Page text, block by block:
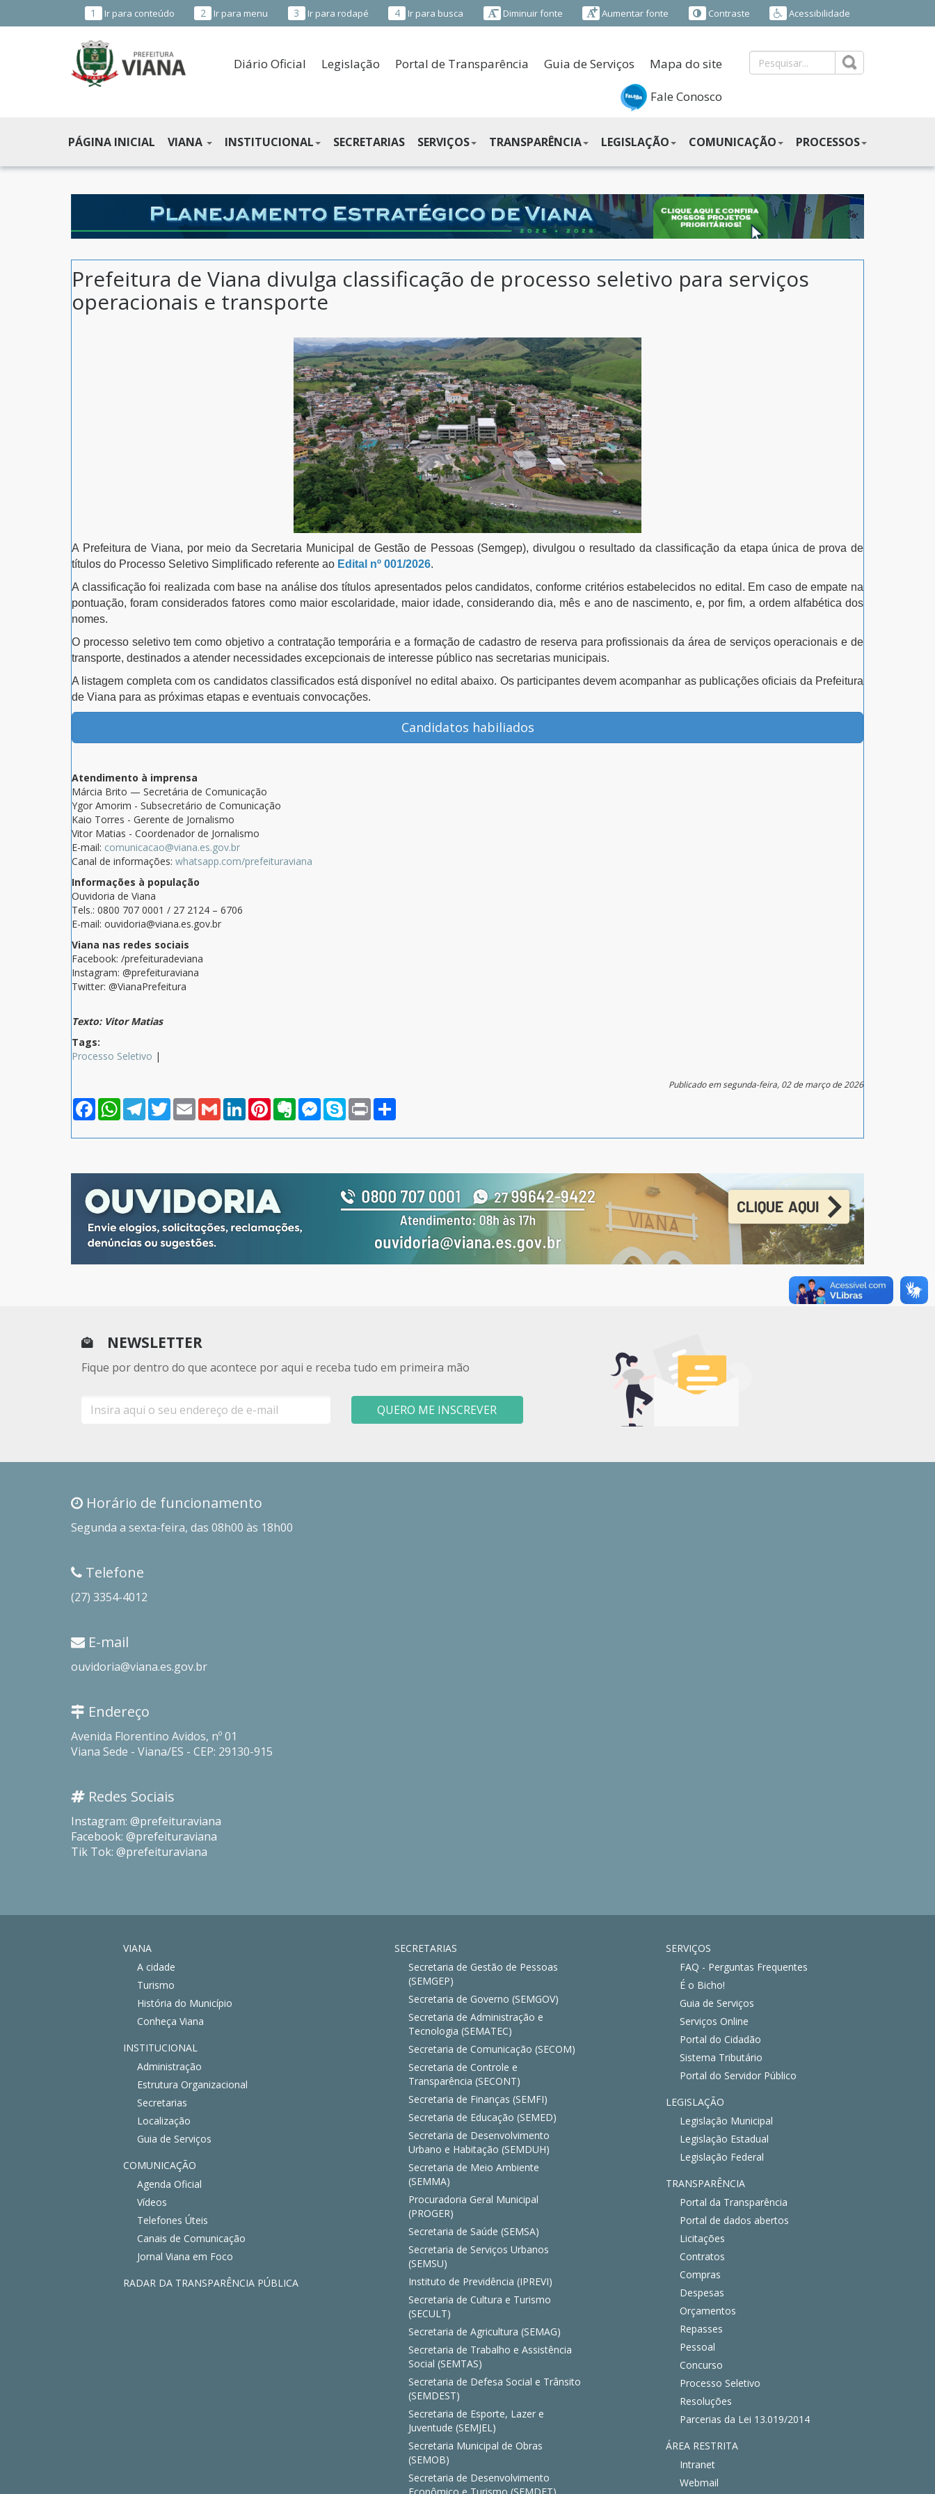
1 Ir para conteúdo 2 Ir para menu 3 Ir para rodapé 4 Ir para busca Diminuir fonte Aumentar fonte Contraste Acessibilidade
MUNICIPAL
DE
VIANA
ES
Diário Oficial Legislação Portal de Transparência Guia de Serviços Mapa do site
Fale Conosco
PÁGINA INICIAL VIANA INSTITUCIONAL SECRETARIAS SERVIÇOS TRANSPARÊNCIA LEGISLAÇÃO COMUNICAÇÃO PROCESSOS
Prefeitura de Viana divulga classificação de processo seletivo para serviços
operacionais e transporte
A Prefeitura de Viana, por meio da Secretaria Municipal de Gestão de Pessoas (Semgep), divulgou o resultado da classificação da etapa única de prova de
títulos do Processo Seletivo Simplificado referente ao Edital nº 001/2026.
A classificação foi realizada com base na análise dos títulos apresentados pelos candidatos, conforme critérios estabelecidos no edital. Em caso de empate na
pontuação, foram considerados fatores como maior escolaridade, maior idade, considerando dia, mês e ano de nascimento, e, por fim, a ordem alfabética dos
nomes.
O processo seletivo tem como objetivo a contratação temporária e a formação de cadastro de reserva para profissionais da área de serviços operacionais e de
transporte, destinados a atender necessidades excepcionais de interesse público nas secretarias municipais.
A listagem completa com os candidatos classificados está disponível no edital abaixo. Os participantes devem acompanhar as publicações oficiais da Prefeitura
de Viana para as próximas etapas e eventuais convocações.
Candidatos habiliados
Atendimento à imprensa
Márcia Brito — Secretária de Comunicação
Ygor Amorim - Subsecretário de Comunicação
Kaio Torres - Gerente de Jornalismo
Vitor Matias - Coordenador de Jornalismo
E-mail: comunicacao@viana.es.gov.br
Canal de informações: whatsapp.com/prefeituraviana
Informações à população
Ouvidoria de Viana
Tels.: 0800 707 0001 / 27 2124 – 6706
E-mail: ouvidoria@viana.es.gov.br
Viana nas redes sociais
Facebook: /prefeituradeviana
Instagram: @prefeituraviana
Twitter: @VianaPrefeitura
Texto: Vitor Matias
Tags:
Processo Seletivo |
Publicado em segunda-feira, 02 de março de 2026
FacebookWhatsAppTelegramTwitterEmail Gmail LinkedInPinterestEvernoteMessenger
Skype Print
NEWSLETTER
Fique por dentro do que acontece por aqui e receba tudo em primeira mão
mail
QUERO ME INSCREVER
Horário de funcionamento
Segunda a sexta-feira, das 08h00 às 18h00
Telefone
(27) 3354-4012
E-mail
ouvidoria@viana.es.gov.br
Endereço
Avenida Florentino Avidos, nº 01
Viana Sede - Viana/ES - CEP: 29130-915
Redes Sociais
Instagram: @prefeituraviana
Facebook: @prefeituraviana
Tik Tok: @prefeituraviana
VIANA
A cidade
Turismo
História do Município
Conheça Viana
INSTITUCIONAL
Administração
Estrutura Organizacional
Secretarias
Localização
Guia de Serviços
COMUNICAÇÃO
Agenda Oficial
Vídeos
Telefones Úteis
Canais de Comunicação
Jornal Viana em Foco
RADAR DA TRANSPARÊNCIA PÚBLICA
SECRETARIAS
Secretaria de Gestão de Pessoas
(SEMGEP)
Secretaria de Governo (SEMGOV)
Secretaria de Administração e
Tecnologia (SEMATEC)
Secretaria de Comunicação (SECOM)
Secretaria de Controle e
Transparência (SECONT)
Secretaria de Finanças (SEMFI)
Secretaria de Educação (SEMED)
Secretaria de Desenvolvimento
Urbano e Habitação (SEMDUH)
Secretaria de Meio Ambiente
(SEMMA)
Procuradoria Geral Municipal
(PROGER)
Secretaria de Saúde (SEMSA)
Secretaria de Serviços Urbanos
(SEMSU)
Instituto de Previdência (IPREVI)
Secretaria de Cultura e Turismo
(SECULT)
Secretaria de Agricultura (SEMAG)
Secretaria de Trabalho e Assistência
Social (SEMTAS)
Secretaria de Defesa Social e Trânsito
(SEMDEST)
Secretaria de Esporte, Lazer e
Juventude (SEMJEL)
Secretaria Municipal de Obras
(SEMOB)
Secretaria de Desenvolvimento
SERVIÇOS
FAQ - Perguntas Frequentes
É o Bicho!
Guia de Serviços
Serviços Online
Portal do Cidadão
Sistema Tributário
Portal do Servidor Público
LEGISLAÇÃO
Legislação Municipal
Legislação Estadual
Legislação Federal
TRANSPARÊNCIA
Portal da Transparência
Portal de dados abertos
Licitações
Contratos
Compras
Despesas
Orçamentos
Repasses
Pessoal
Concurso
Processo Seletivo
Resoluções
Parcerias da Lei 13.019/2014
ÁREA RESTRITA
Intranet
Webmail